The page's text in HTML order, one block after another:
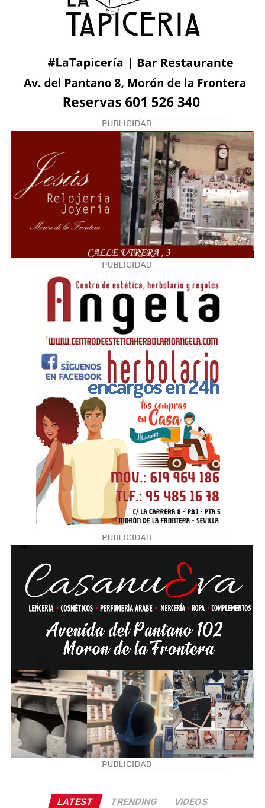
LATEST TRENDING VIDEOS